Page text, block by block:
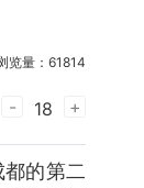
览量：61814
- 18 +
的第二